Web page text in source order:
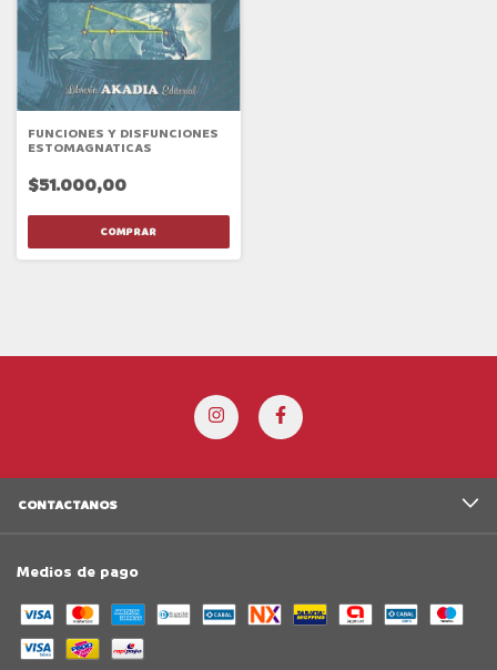
FUNCIONES Y DISFUNCIONES
ESTOMAGNATICAS
$51.000,00
CONTACTANOS
Medios de pago